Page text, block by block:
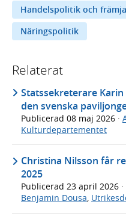
Handelspolitik och
Näringspolitik
Relaterat
Statssekreterare
den svenska
Publicerad 08 maj 2026 ·
Kulturdepartementet
Christina Nilsson får
2025
Publicerad 23 april 2026 ·
Benjamin Dousa,